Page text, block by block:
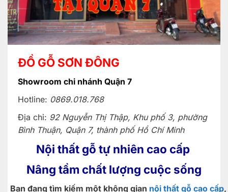
ĐỒ GỖ SƠN ĐÔNG
Showroom chi nhánh Quận 7
Hotline: 0869.018.768
Địa chỉ: 92 Nguyễn Thị Thập, Khu phố 3, phường
Bình Thuận, Quận 7, thành phố Hồ Chí Minh
Nội thất gỗ tự nhiên cao cấp
Nâng tầm chất lượng cuộc sống
Bạn đang tìm kiếm một không gian nội thất gỗ cao cấp